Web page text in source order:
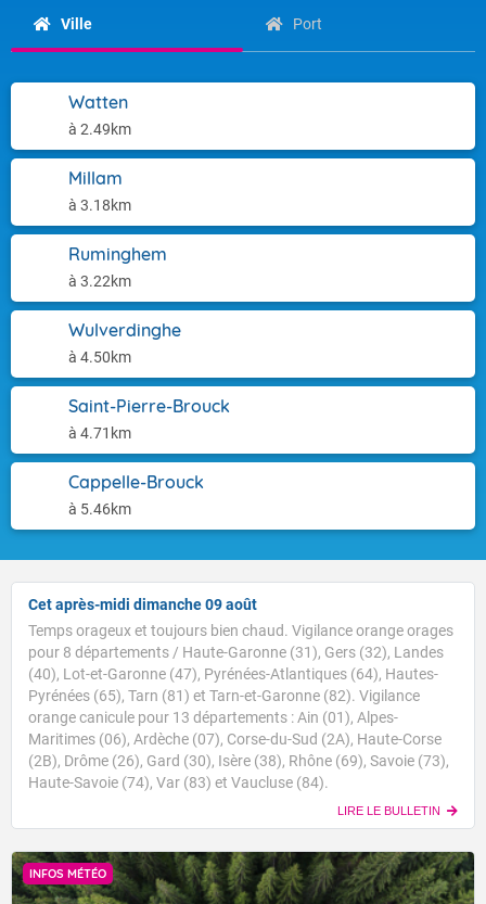
Ville Port
Watten
à 2.49km
Millam
à 3.18km
Ruminghem
à 3.22km
Wulverdinghe
à 4.50km
Saint-Pierre-Brouck
à 4.71km
Cappelle-Brouck
à 5.46km
Cet après-midi dimanche 09 août
Temps orageux et toujours bien chaud. Vigilance orange orages
pour 8 départements / Haute-Garonne (31), Gers (32), Landes
(40), Lot-et-Garonne (47), Pyrénées-Atlantiques (64), Hautes-
Pyrénées (65), Tarn (81) et Tarn-et-Garonne (82). Vigilance
orange canicule pour 13 départements : Ain (01), Alpes-
Maritimes (06), Ardèche (07), Corse-du-Sud (2A), Haute-Corse
(2B), Drôme (26), Gard (30), Isère (38), Rhône (69), Savoie (73),
Haute-Savoie (74), Var (83) et Vaucluse (84).
LIRE LE BULLETIN
INFOS MÉTÉO